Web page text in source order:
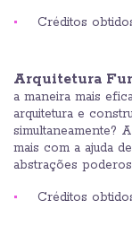
Créditos
Arquitetura
a maneira mais
arquitetura e
simultaneamente?
mais com a ajuda
abstrações
Créditos